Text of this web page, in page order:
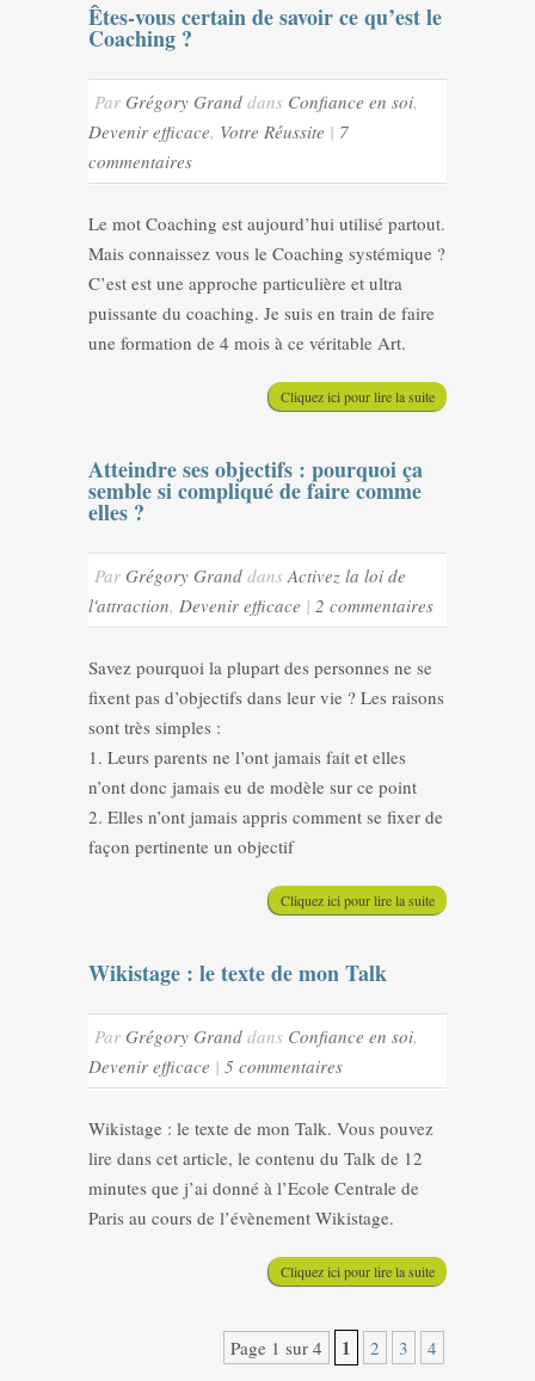
Êtes-vous certain de savoir ce qu’est le
Coaching ?
Par Grégory Grand dans Confiance en soi,
Devenir efficace, Votre Réussite | 7
commentaires
Le mot Coaching est aujourd’hui utilisé partout.
Mais connaissez vous le Coaching systémique ?
C’est est une approche particulière et ultra
puissante du coaching. Je suis en train de faire
une formation de 4 mois à ce véritable Art.
Cliquez ici pour lire la suite
Atteindre ses objectifs : pourquoi ça
semble si compliqué de faire comme
elles ?
Par Grégory Grand dansActivez la loi de
l'attraction, Devenir efficace | 2 commentaires
Savez pourquoi la plupart des personnes ne se
fixent pas d’objectifs dans leur vie ? Les raisons
sont très simples :
1. Leurs parents ne l’ont jamais fait et elles
n’ont donc jamais eu de modèle sur ce point
2. Elles n’ont jamais appris comment se fixer de
façon pertinente un objectif
Cliquez ici pour lire la suite
Wikistage : le texte de mon Talk
Par Grégory Grand dans Confiance en soi,
Devenir efficace | 5 commentaires
Wikistage : le texte de mon Talk. Vous pouvez
lire dans cet article, le contenu du Talk de 12
minutes que j’ai donné à l’Ecole Centrale de
Paris au cours de l’évènement Wikistage.
Cliquez ici pour lire la suite
Page 1 sur 4 1 2 3 4